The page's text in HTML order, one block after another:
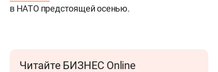
в НАТО предстоящей осенью.
Читайте БИЗНЕС Online